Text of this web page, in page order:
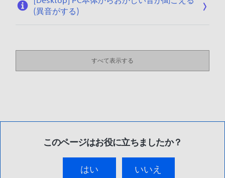
(異音がする)
すべて表示する
このページはお役に立ちましたか？
はい いいえ